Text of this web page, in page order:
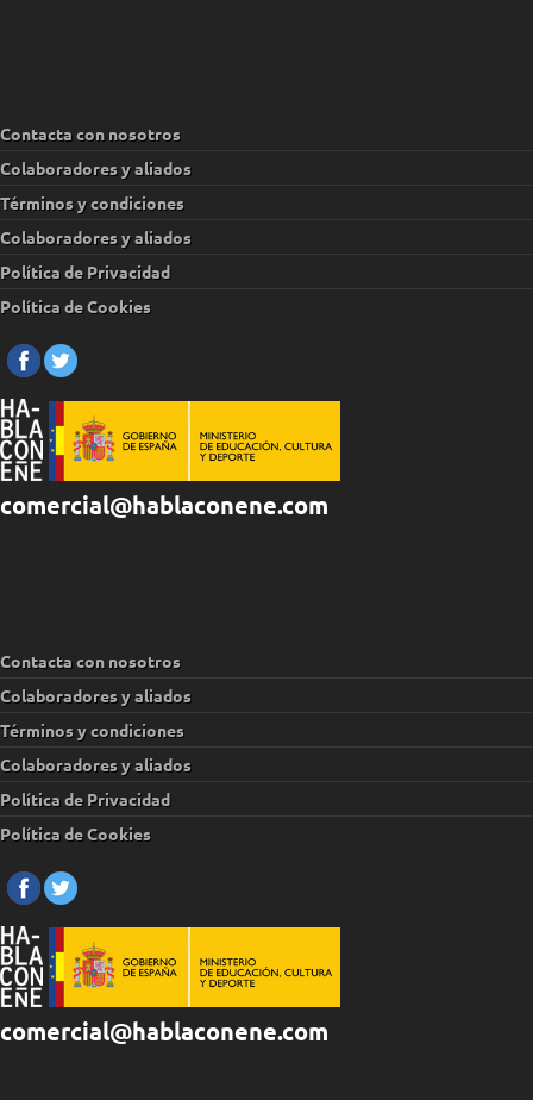
Contacta con nosotros
Colaboradores y aliados
Términos y condiciones
Colaboradores y aliados
Política de Privacidad
Política de Cookies
comercial@hablaconene.com
Contacta con nosotros
Colaboradores y aliados
Términos y condiciones
Colaboradores y aliados
Política de Privacidad
Política de Cookies
comercial@hablaconene.com